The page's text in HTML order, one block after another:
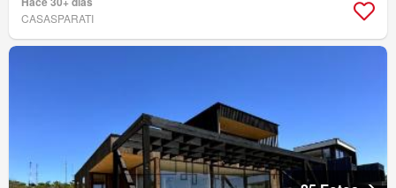
CASASPARATI